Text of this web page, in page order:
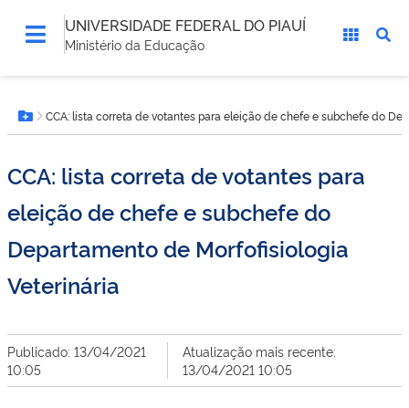
UNIVERSIDADE FEDERAL DO PIAUÍ
Ministério da Educação
está
aqui:Botão Menu
CCA: lista correta de votantes para eleição de chefe e subchefe do
CCA: lista correta de votantes para
eleição de chefe e subchefe do
Departamento de Morfofisiologia
Veterinária
Publicado: 13/04/2021
10:05
Atualização mais recente:
13/04/2021 10:05